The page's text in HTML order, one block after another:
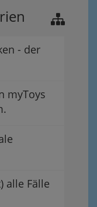
- der
myToys
alle Fälle